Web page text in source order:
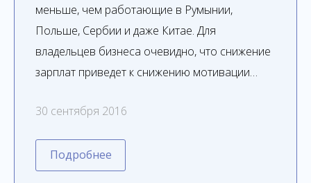
меньше, чем работающие в Румынии,
Польше, Сербии и даже Китае. Для
владельцев бизнеса очевидно, что снижение
зарплат приведет к снижению мотивации…
30 сентября 2016
Подробнее